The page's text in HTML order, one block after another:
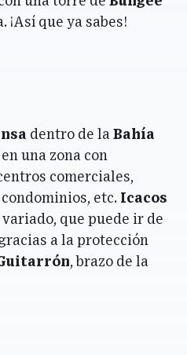
¡Así que ya sabes!
dentro de la Bahía
una zona con
comerciales,
etc. Icacos
que puede ir de
a la protección
, brazo de la